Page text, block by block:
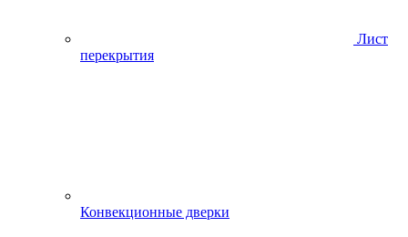
Лист
перекрытия
Конвекционные дверки